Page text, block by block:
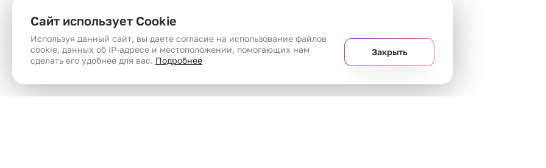
Сайт использует Cookie
Используя данный сайт, вы даете согласие на использование файлов
cookie, данных об IP-адресе и местоположении, помогающих нам
сделать его удобнее для вас. Подробнее
Закрыть